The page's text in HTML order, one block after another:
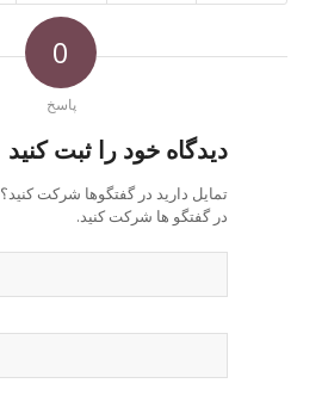
0
پاسخ
دیدگاه خود را ثبت کنید
تمایل دارید در گفتگوها شرکت کنید؟
در گفتگو ها شرکت کنید.